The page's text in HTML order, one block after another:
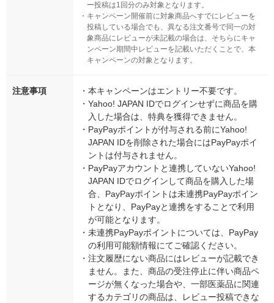
ー投稿は1回分のみ対象となります。
・ キャンペーン開催前に対象商品へすでにレビューを
投稿している場合でも、異なる注文番号で同一の対
象商品にレビューが未記載の場合は、そちらにキャ
ンペーン期間中レビューを記載いただくことで、本
キャンペーンの対象となります。
注意事項 ・ 本キャンペーンはエントリー不要です。
・ Yahoo! JAPAN IDでログインせずに商品を購
入した場合は、特典を獲得できません。
・ PayPayポイントが付与される前にYahoo!
JAPAN IDを削除された場合にはPayPayポイ
ントは付与されません。
・ PayPayアカウントと連携していないYahoo!
JAPAN IDでログインして商品を購入した場
合、PayPayポイントは未連携PayPayポイン
トとなり、PayPayと連携をすることで利用
が可能となります。
・ 未連携PayPayポイントについては、PayPay
の利用可能額情報にてご確認ください。
・ 注文履歴にない商品にはレビューが記載でき
ません。また、商品の受注停止に伴い商品ペ
ージが無くなった場合や、一部医薬品に関連
するカテゴリの商品は、レビュー投稿できな